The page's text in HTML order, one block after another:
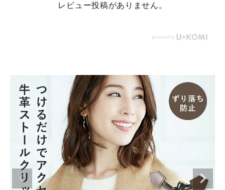
レビュー投稿がありません。